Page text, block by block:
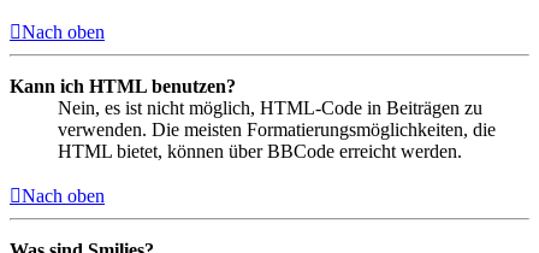
Nach oben
Kann ich HTML benutzen?
Nein, es ist nicht möglich, HTML-Code in Beiträgen zu
verwenden. Die meisten Formatierungsmöglichkeiten, die
HTML bietet, können über BBCode erreicht werden.
Nach oben